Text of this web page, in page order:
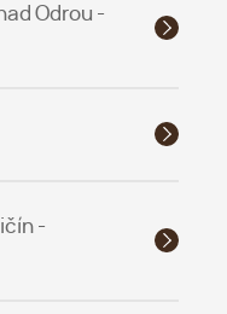
Odrou -
-